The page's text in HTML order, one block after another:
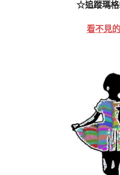
☆追蹤瑪格
看不見